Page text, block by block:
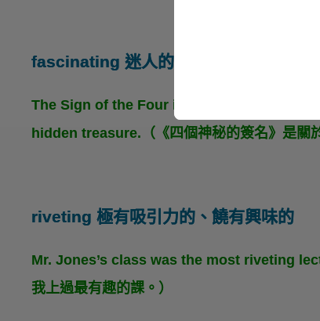
fascinating 迷人的
The Sign of the Four is a fascinating story
hidden treasure.（《四個神秘的簽名》是關
riveting 極有吸引力的、饒有興味的
Mr. Jones’s class was the most riveting
我上過最有趣的課。）